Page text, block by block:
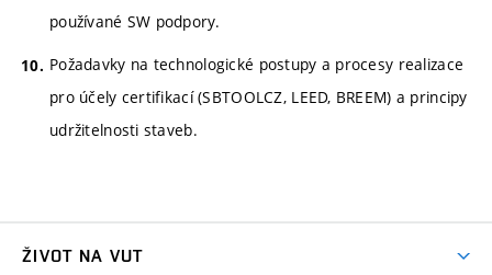
používané SW podpory.
Požadavky na technologické postupy a procesy realizace
pro účely certifikací (SBTOOLCZ, LEED, BREEM) a principy
udržitelnosti staveb.
ŽIVOT NA VUT